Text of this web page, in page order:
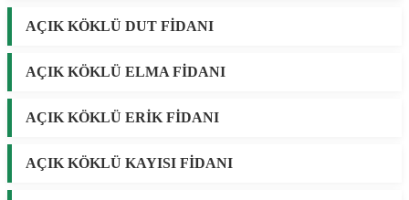
AÇIK KÖKLÜ DUT FİDANI
AÇIK KÖKLÜ ELMA FİDANI
AÇIK KÖKLÜ ERİK FİDANI
AÇIK KÖKLÜ KAYISI FİDANI